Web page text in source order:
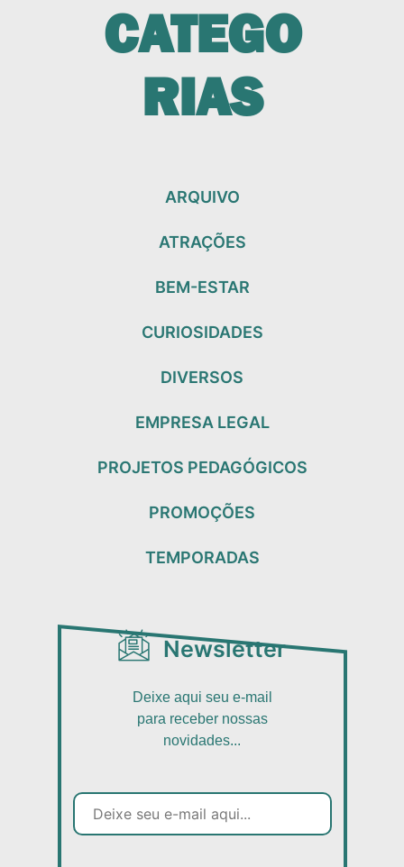
CATEGO
RIAS
ARQUIVO
ATRAÇÕES
BEM-ESTAR
CURIOSIDADES
DIVERSOS
EMPRESA LEGAL
PROJETOS PEDAGÓGICOS
PROMOÇÕES
TEMPORADAS
Newsletter
Deixe aqui seu e-mail
para receber nossas
novidades...